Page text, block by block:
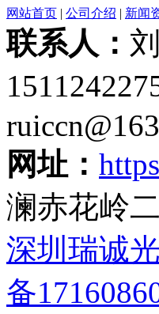
网站首页 | 公司介绍 | 新闻
联系人：
网址：
澜赤花岭
深圳瑞诚
备